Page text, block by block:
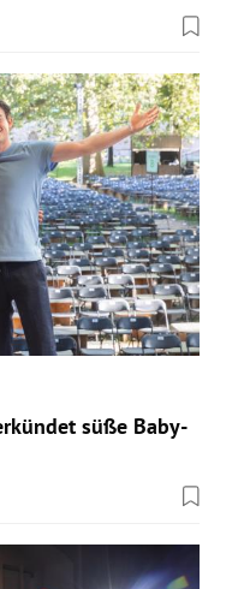
süße Baby-